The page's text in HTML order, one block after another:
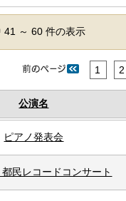
41 ～ 60 件の表示
1 2
公演名
ピアノ発表会
民レコードコンサート